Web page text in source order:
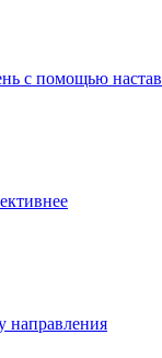
с помощью
направления